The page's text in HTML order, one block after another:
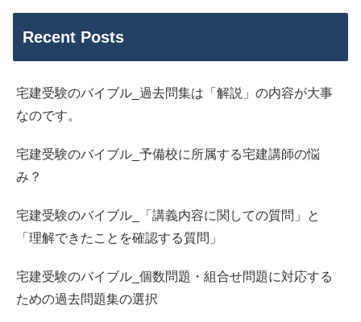
Recent Posts
宅建受験のバイブル_過去問集は「解説」の内容が大事
なのです。
宅建受験のバイブル_予備校に所属する宅建講師の悩
み？
宅建受験のバイブル_「講義内容に関しての質問」と
「理解できたことを確認する質問」
宅建受験のバイブル_個数問題・組合せ問題に対応する
ための過去問題集の選択